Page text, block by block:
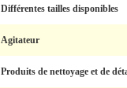
Différentes tailles disponibles
Agitateur
Produits de nettoyage et de